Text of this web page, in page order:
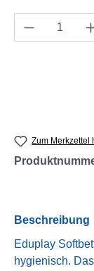
Produkt
Zum Merkzettel
Beschreibung
Eduplay
hygienisch.